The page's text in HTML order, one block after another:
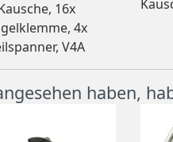
16x
4x
V4A
haben,